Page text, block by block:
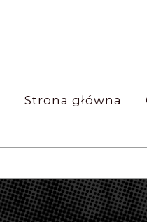
Strona główna